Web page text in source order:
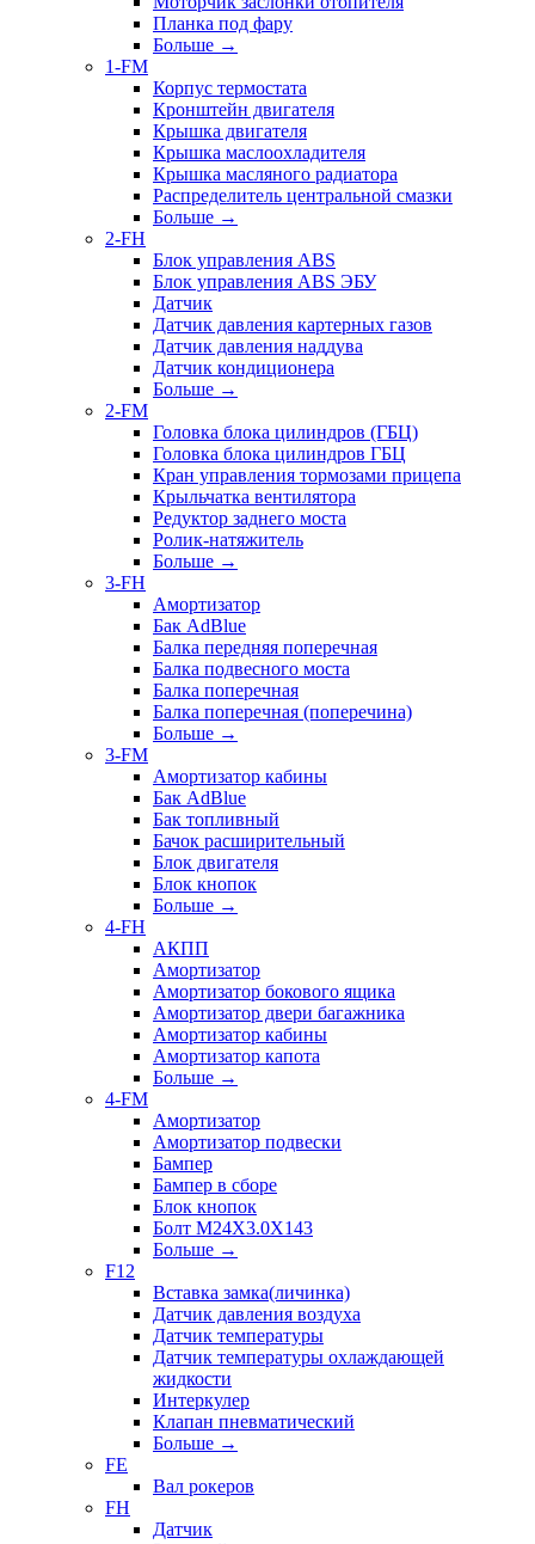
Планка под фару
Больше →
1-FM
Корпус термостата
Кронштейн двигателя
Крышка двигателя
Крышка маслоохладителя
Крышка масляного радиатора
Распределитель центральной смазки
Больше →
2-FH
Блок управления ABS
Блок управления ABS ЭБУ
Датчик
Датчик давления картерных газов
Датчик давления наддува
Датчик кондиционера
Больше →
2-FM
Головка блока цилиндров (ГБЦ)
Головка блока цилиндров ГБЦ
Кран управления тормозами прицепа
Крыльчатка вентилятора
Редуктор заднего моста
Ролик-натяжитель
Больше →
3-FH
Амортизатор
Бак AdBlue
Балка передняя поперечная
Балка подвесного моста
Балка поперечная
Балка поперечная (поперечина)
Больше →
3-FM
Амортизатор кабины
Бак AdBlue
Бак топливный
Бачок расширительный
Блок двигателя
Блок кнопок
Больше →
4-FH
АКПП
Амортизатор
Амортизатор бокового ящика
Амортизатор двери багажника
Амортизатор кабины
Амортизатор капота
Больше →
4-FM
Амортизатор
Амортизатор подвески
Бампер
Бампер в сборе
Блок кнопок
Болт M24X3.0X143
Больше →
F12
Вставка замка(личинка)
Датчик давления воздуха
Датчик температуры
Датчик температуры охлаждающей
жидкости
Интеркулер
Клапан пневматический
Больше →
FE
Вал рокеров
FH
Датчик